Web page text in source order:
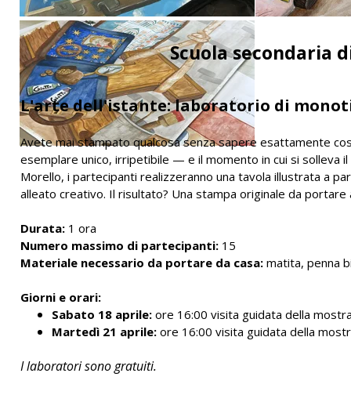
Scuola secondaria
L'arte dell'istante: laboratorio di
Avete mai stampato qualcosa senza sapere esattamente
esemplare unico, irripetibile — e il momento in cui si solleva
Morello, i partecipanti realizzeranno una tavola illustrata a
alleato creativo. Il risultato? Una stampa originale da
Durata: 1 ora
Numero massimo di partecipanti: 15
Materiale necessario da portare da casa: matita, penna
Giorni e orari:
Sabato 18 aprile: ore 16:00 visita guidata della
Martedì 21 aprile: ore 16:00 visita guidata della
I laboratori sono gratuiti.